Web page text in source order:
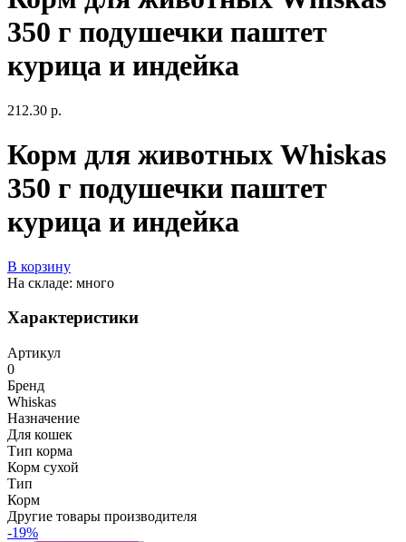
350 г подушечки паштет
курица и индейка
212.30 р.
Корм для животных Whiskas
350 г подушечки паштет
курица и индейка
В корзину
На складе: много
Характеристики
Артикул
0
Бренд
Whiskas
Назначение
Для кошек
Тип корма
Корм сухой
Тип
Корм
Другие товары производителя
-19%